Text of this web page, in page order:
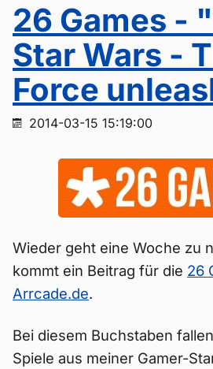
26 Games -
Star Wars -
Force
2014-03-15 15:19:00
Wieder geht eine Woche zu
kommt ein Beitrag für die 26
Arrcade.de.
Bei diesem Buchstaben
Spiele aus meiner Gamer-